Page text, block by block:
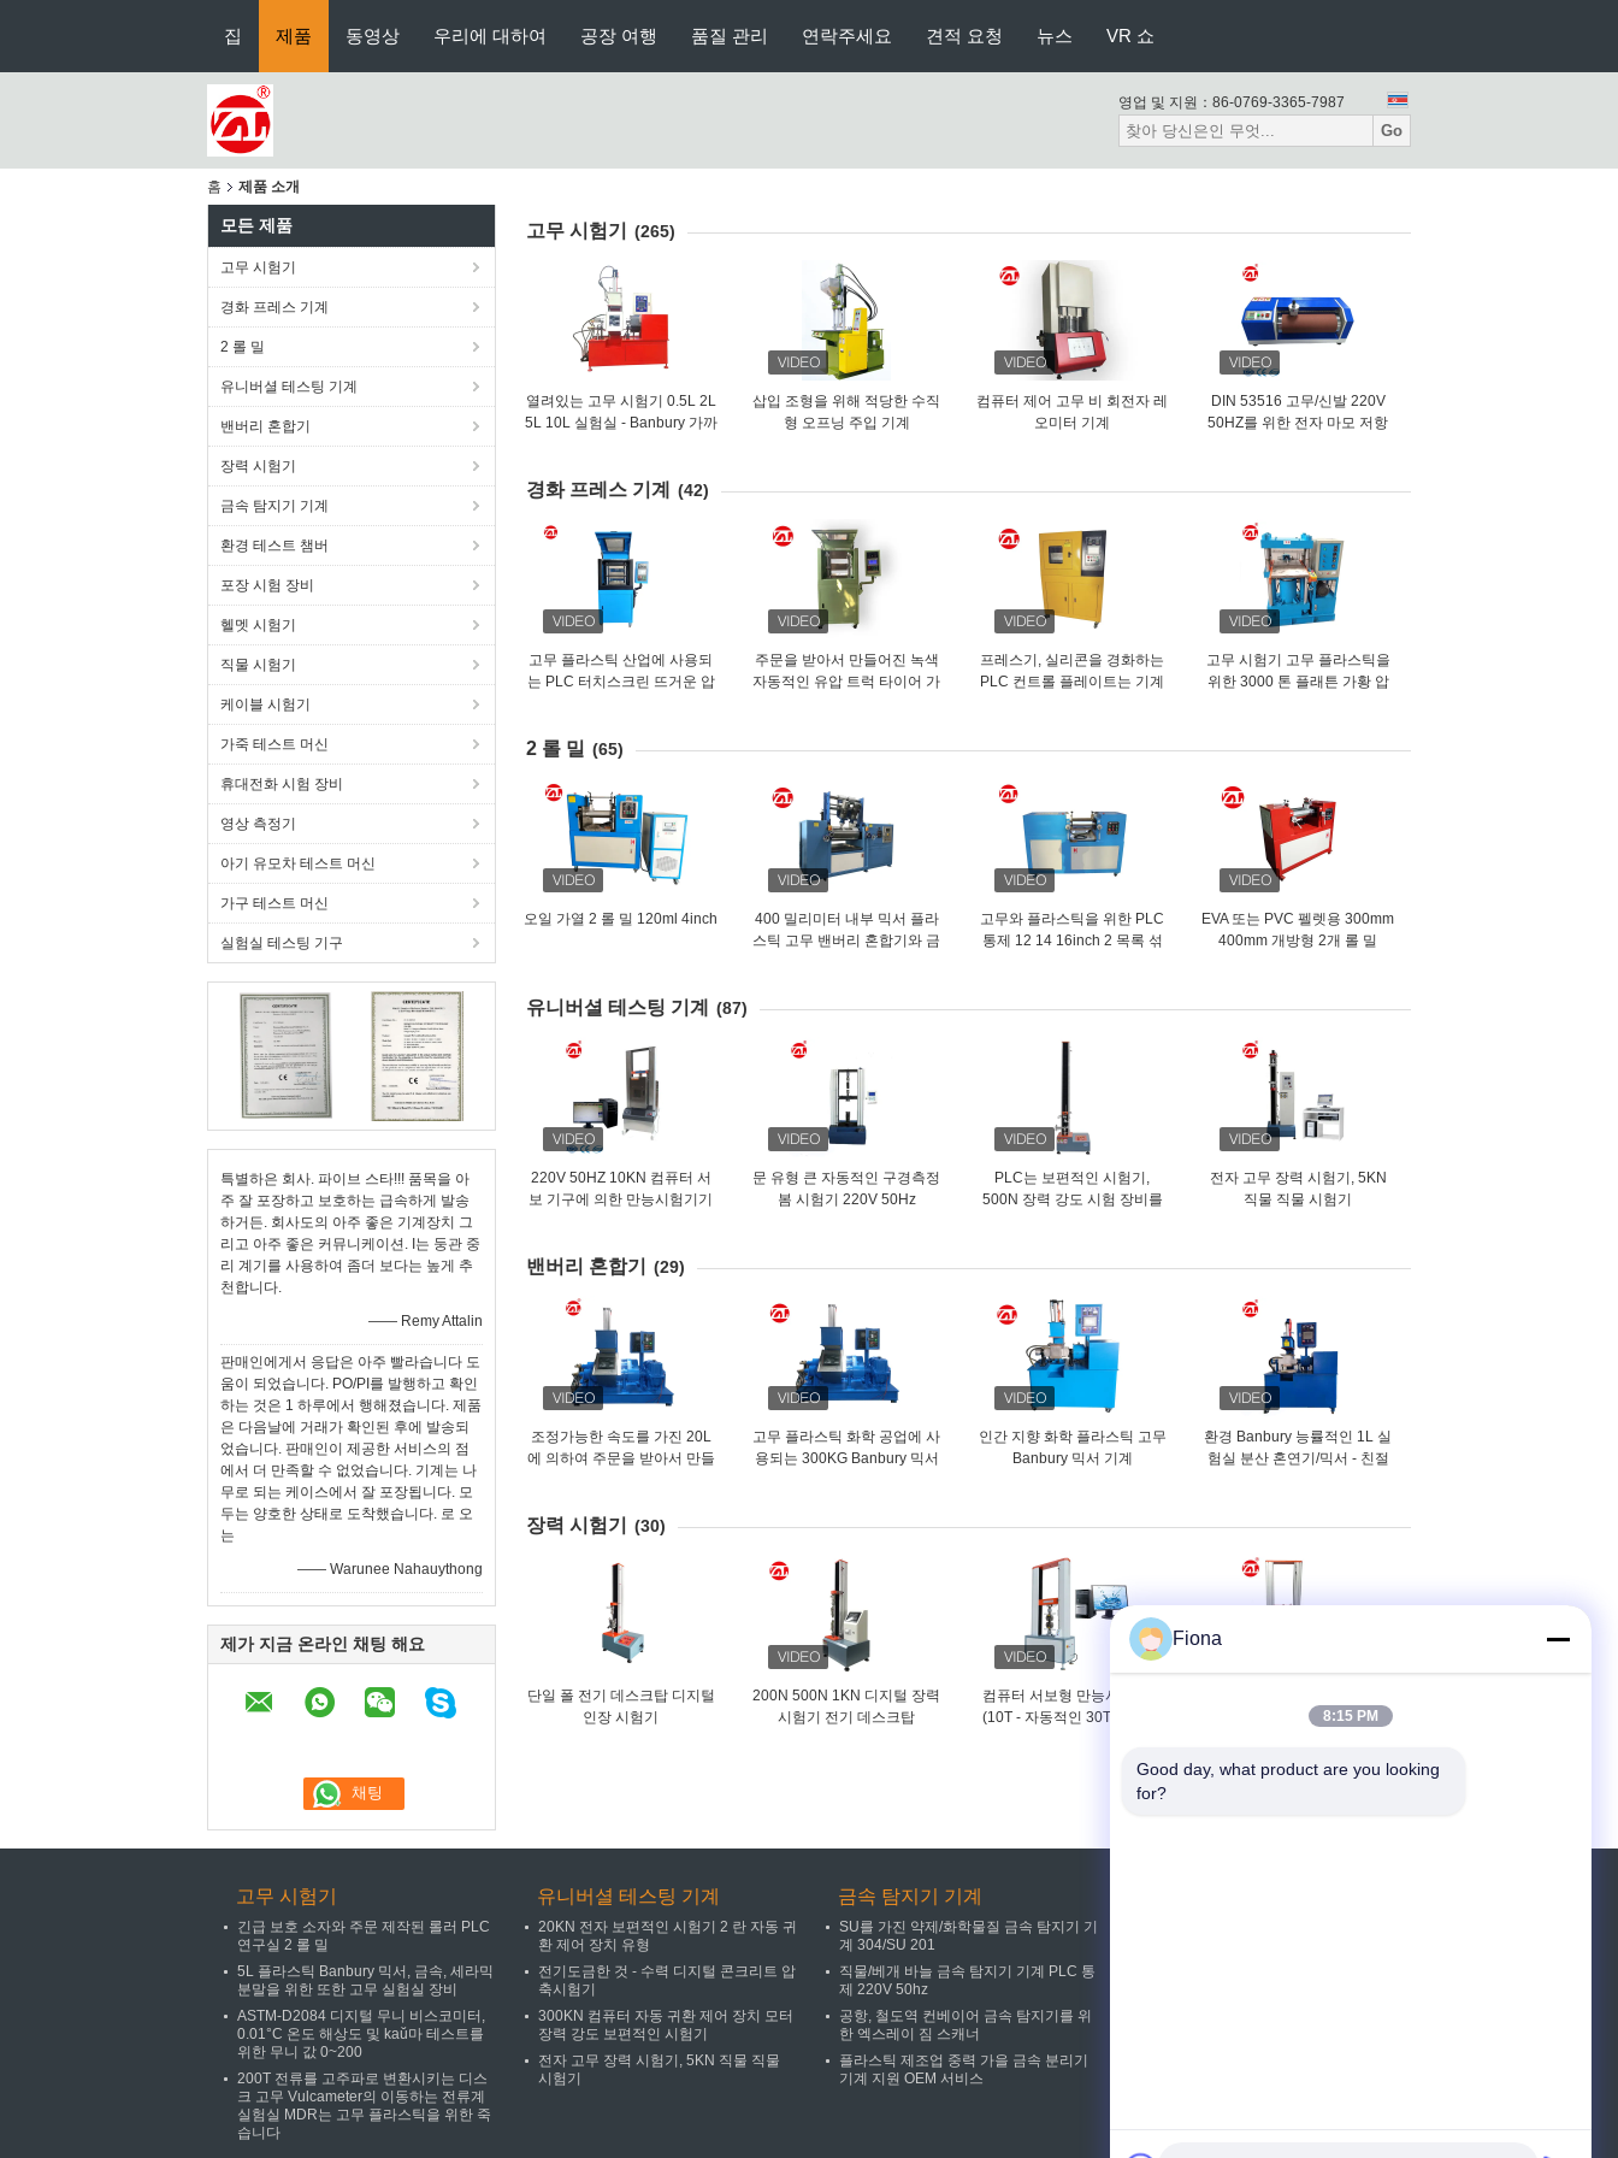
집 제품 동영상 우리에 대하여 공장 여행 품질 관리 연락주세요 견적 요청 뉴스 VR 쇼
영업 및 지원： 86-0769-3365-7987
Go
홈 제품 소개
모든 제품
고무 시험기
경화 프레스 기계
2 롤 밀
유니버셜 테스팅 기계
밴버리 혼합기
장력 시험기
금속 탐지기 기계
환경 테스트 챔버
포장 시험 장비
헬멧 시험기
직물 시험기
케이블 시험기
가죽 테스트 머신
휴대전화 시험 장비
영상 측정기
아기 유모차 테스트 머신
가구 테스트 머신
실험실 테스팅 기구
특별하은 회사. 파이브 스타!!! 품목을 아
주 잘 포장하고 보호하는 급속하게 발송
하거든. 회사도의 아주 좋은 기계장치 그
리고 아주 좋은 커뮤니케이션. I는 둥관 중
리 계기를 사용하여 좀더 보다는 높게 추
천합니다.
—— Remy Attalin
판매인에게서 응답은 아주 빨라습니다 도
움이 되었습니다. PO/PI를 발행하고 확인
하는 것은 1 하루에서 행해졌습니다. 제품
은 다음날에 거래가 확인된 후에 발송되
었습니다. 판매인이 제공한 서비스의 점
에서 더 만족할 수 없었습니다. 기계는 나
무로 되는 케이스에서 잘 포장됩니다. 모
두는 양호한 상태로 도착했습니다. 로 오
는
—— Warunee Nahauythong
제가 지금 온라인 채팅 해요
고무 시험기 (265)
열려있는 고무 시험기 0.5L 2L
5L 10L 실험실 - Banbury 가까
삽입 조형을 위해 적당한 수직
형 오프닝 주입 기계
컴퓨터 제어 고무 비 회전자 레
오미터 기계
DIN 53516 고무/신발 220V
50HZ를 위한 전자 마모 저항
경화 프레스 기계 (42)
고무 플라스틱 산업에 사용되
는 PLC 터치스크린 뜨거운 압
주문을 받아서 만들어진 녹색
자동적인 유압 트럭 타이어 가
프레스기, 실리콘을 경화하는
PLC 컨트롤 플레이트는 기계
고무 시험기 고무 플라스틱을
위한 3000 톤 플래튼 가황 압
2 롤 밀 (65)
오일 가열 2 롤 밀 120ml 4inch
400 밀리미터 내부 믹서 플라
스틱 고무 밴버리 혼합기와 금
고무와 플라스틱을 위한 PLC
통제 12 14 16inch 2 목록 섞
EVA 또는 PVC 펠렛용 300mm
400mm 개방형 2개 롤 밀
유니버셜 테스팅 기계 (87)
220V 50HZ 10KN 컴퓨터 서
보 기구에 의한 만능시험기기
문 유형 큰 자동적인 구경측정
봄 시험기 220V 50Hz
PLC는 보편적인 시험기,
500N 장력 강도 시험 장비를
전자 고무 장력 시험기, 5KN
직물 직물 시험기
밴버리 혼합기 (29)
조정가능한 속도를 가진 20L
에 의하여 주문을 받아서 만들
고무 플라스틱 화학 공업에 사
용되는 300KG Banbury 믹서
인간 지향 화학 플라스틱 고무
Banbury 믹서 기계
환경 Banbury 능률적인 1L 실
험실 분산 혼연기/믹서 - 친절
장력 시험기 (30)
단일 폴 전기 데스크탑 디지털
인장 시험기
200N 500N 1KN 디지털 장력
시험기 전기 데스크탑
컴퓨터 서보형 만능시험기기
(10T - 자동적인 30T는) 보정
퓨터 보편적인 시험기 자동 귀
고무 시험기
긴급 보호 소자와 주문 제작된 롤러 PLC
연구실 2 롤 밀
5L 플라스틱 Banbury 믹서, 금속, 세라믹
분말을 위한 또한 고무 실험실 장비
ASTM-D2084 디지털 무니 비스코미터,
0.01°C 온도 해상도 및 kaŭ마 테스트를
위한 무니 값 0~200
200T 전류를 고주파로 변환시키는 디스
크 고무 Vulcameter의 이동하는 전류계
실험실 MDR는 고무 플라스틱을 위한 죽
습니다
유니버셜 테스팅 기계
20KN 전자 보편적인 시험기 2 란 자동 귀
환 제어 장치 유형
전기도금한 것 - 수력 디지털 콘크리트 압
축시험기
300KN 컴퓨터 자동 귀환 제어 장치 모터
장력 강도 보편적인 시험기
전자 고무 장력 시험기, 5KN 직물 직물
시험기
금속 탐지기 기계
SU를 가진 약제/화학물질 금속 탐지기 기
계 304/SU 201
직물/베개 바늘 금속 탐지기 기계 PLC 통
제 220V 50hz
공항, 철도역 컨베이어 금속 탐지기를 위
한 엑스레이 짐 스캐너
플라스틱 제조업 중력 가을 금속 분리기
기계 지원 OEM 서비스
Fiona
8:15 PM
Good day, what product are you looking
for?